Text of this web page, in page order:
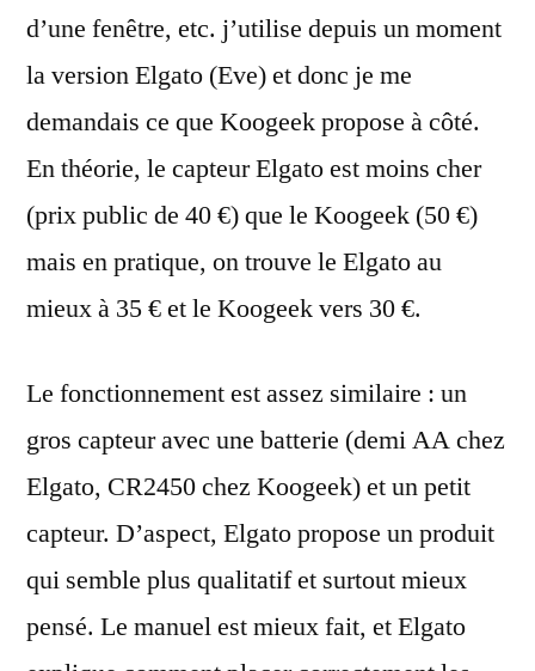
d’une fenêtre, etc. j’utilise depuis un moment
la version Elgato (Eve) et donc je me
demandais ce que Koogeek propose à côté.
En théorie, le capteur Elgato est moins cher
(prix public de 40 €) que le Koogeek (50 €)
mais en pratique, on trouve le Elgato au
mieux à 35 € et le Koogeek vers 30 €.
Le fonctionnement est assez similaire : un
gros capteur avec une batterie (demi AA chez
Elgato, CR2450 chez Koogeek) et un petit
capteur. D’aspect, Elgato propose un produit
qui semble plus qualitatif et surtout mieux
pensé. Le manuel est mieux fait, et Elgato